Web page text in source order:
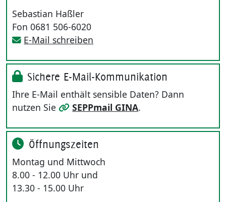
Sebastian Haßler
Fon 0681 506-6020
E-Mail schreiben
Sichere E-Mail-Kommunikation
Ihre E-Mail enthält sensible Daten? Dann
nutzen Sie
SEPPmail GINA.
Öffnungszeiten
Montag und Mittwoch
8.00 - 12.00 Uhr und
13.30 - 15.00 Uhr